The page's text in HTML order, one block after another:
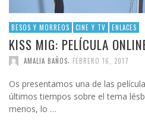
BESOS Y MORREOS CINE Y TV ENLACES
KISS MIG: PELÍCULA
AMALIA BAÑOS FEBRERO 16, 2017
Os presentamos una de las
últimos tiempos sobre el tema
menos, lo …